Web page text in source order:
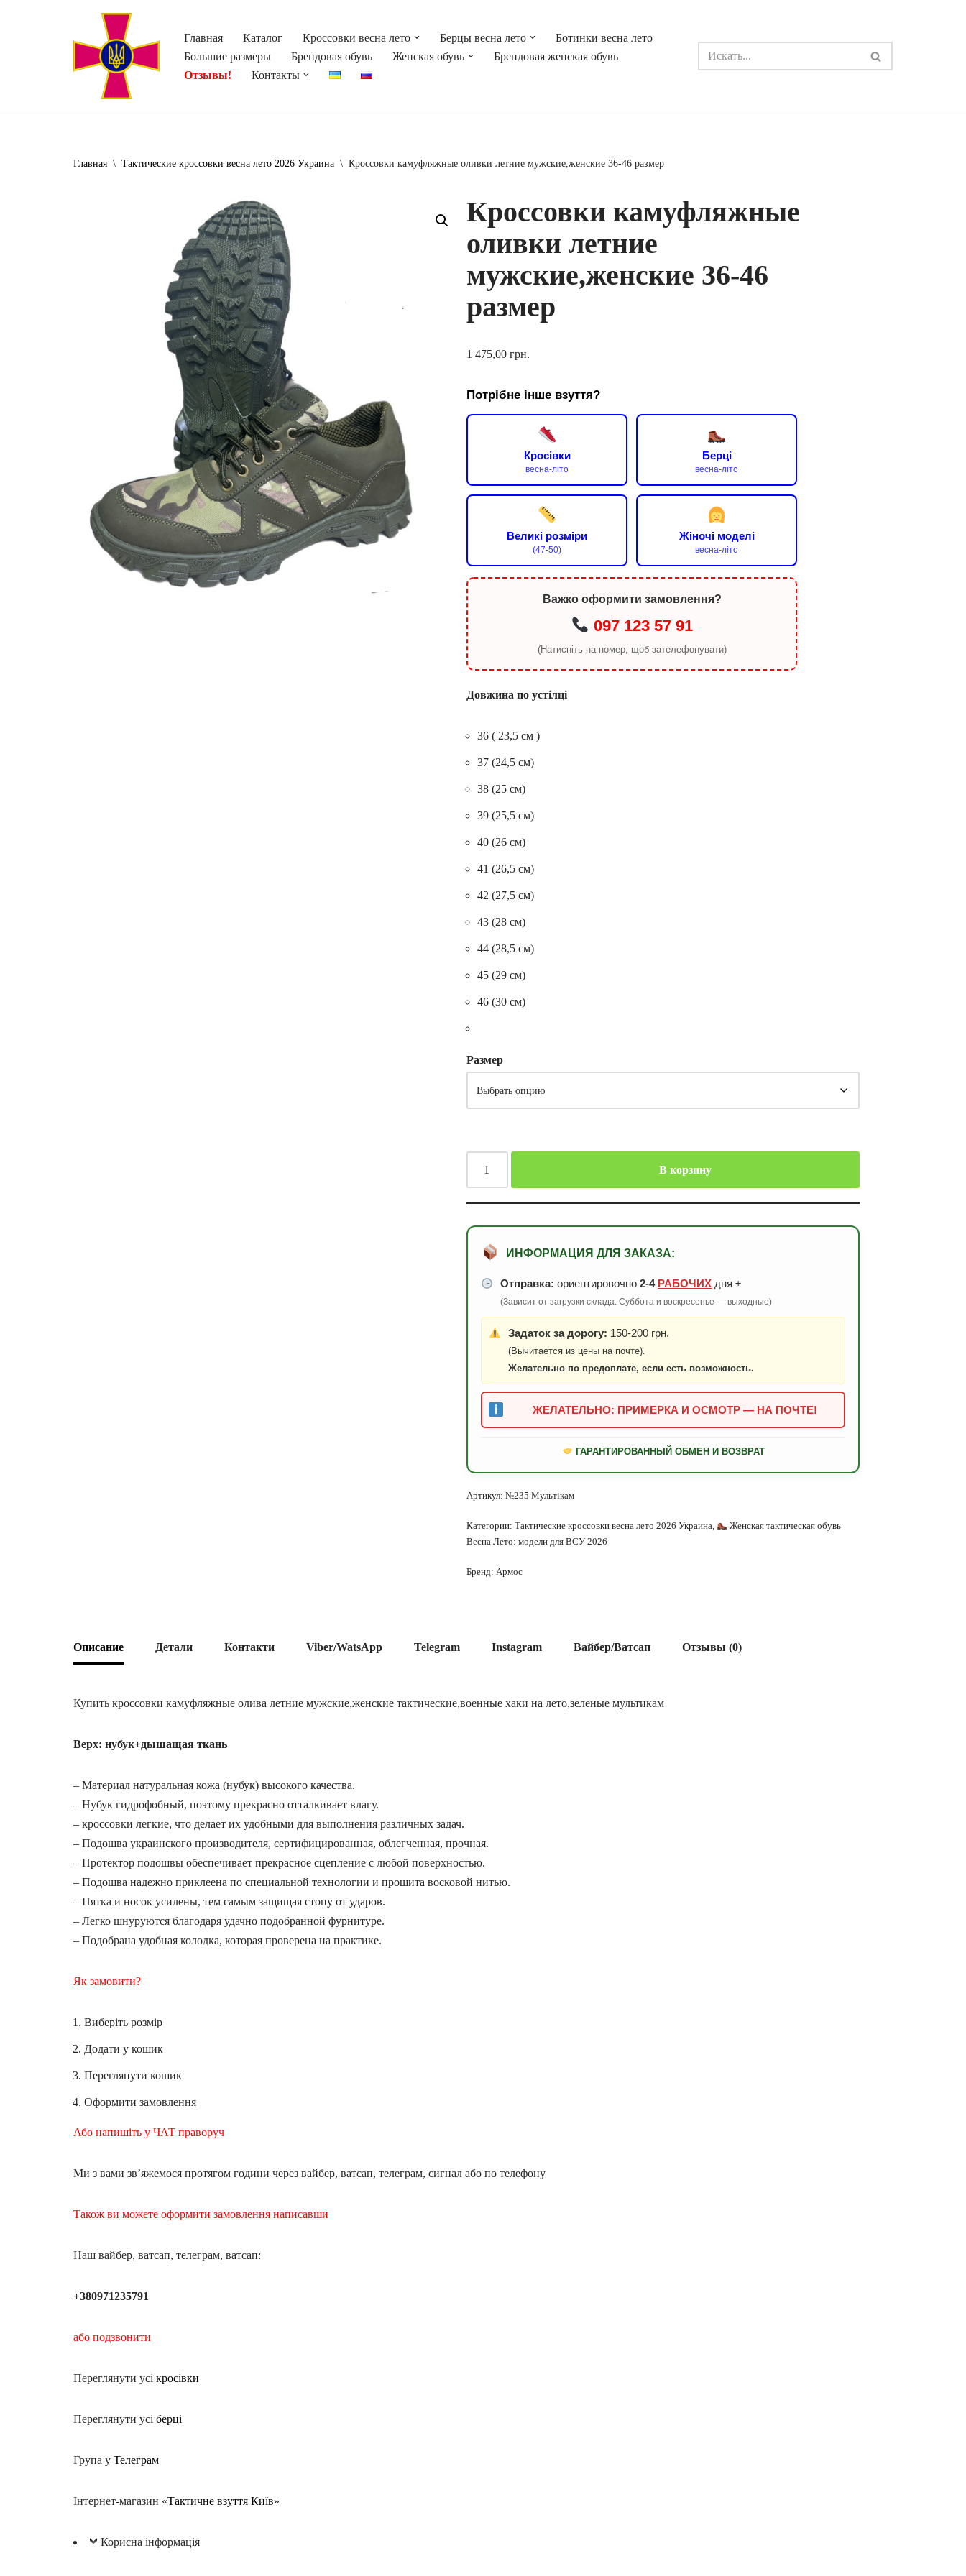
Главная Каталог Кроссовки весна лето Берцы весна лето
Ботинки весна лето
Большие размеры
Брендовая обувь Женская обувь
Брендовая женская обувь
Отзывы!
Контакты
Главная \ Тактические кроссовки весна лето 2026 Украина \ Кроссовки камуфляжные оливки летние мужские,женские 36-46 размер
Кроссовки камуфляжные
оливки летние
мужские,женские 36-46
размер
1 475,00грн.
Потрібне інше взуття?
Кросівки
весна-літо
Берці
весна-літо
Великі розміри
(47-50)
Жіночі моделі
весна-літо
Важко оформити замовлення?
097 123 57 91
(Натисніть на номер, щоб зателефонувати)
Довжина по устілці
36 ( 23,5 см )
37 (24,5 см)
38 (25 см)
39 (25,5 см)
40 (26 см)
41 (26,5 см)
42 (27,5 см)
43 (28 см)
44 (28,5 см)
45 (29 см)
46 (30 см)
Размер
В корзину
ИНФОРМАЦИЯ ДЛЯ ЗАКАЗА:
Отправка: ориентировочно2-4 РАБОЧИХ дня ±
(Зависит от загрузки склада. Суббота и воскресенье — выходные)
Задаток за дорогу: 150-200 грн.
(Вычитается из цены на почте).
Желательно по предоплате, если есть возможность.
ЖЕЛАТЕЛЬНО: ПРИМЕРКА И ОСМОТР — НА ПОЧТЕ!
ГАРАНТИРОВАННЫЙ ОБМЕН И ВОЗВРАТ
Артикул:№235 Мультікам
Категории:Тактические кроссовки весна лето 2026 Украина,
Женская тактическая обувь
Весна Лето: модели для ВСУ 2026
Бренд:Армос
Описание Детали Контакти Viber/WatsApp Telegram Instagram Вайбер/Ватсап Отзывы (0)
Купить кроссовки камуфляжные олива летние мужские,женские тактические,военные хаки на лето,зеленые мультикам
Верх: нубук+дышащая ткань
– Материал натуральная кожа (нубук) высокого качества.
– Нубук гидрофобный, поэтому прекрасно отталкивает влагу.
– кроссовки легкие, что делает их удобными для выполнения различных задач.
– Подошва украинского производителя, сертифицированная, облегченная, прочная.
– Протектор подошвы обеспечивает прекрасное сцепление с любой поверхностью.
– Подошва надежно приклеена по специальной технологии и прошита восковой нитью.
– Пятка и носок усилены, тем самым защищая стопу от ударов.
– Легко шнуруются благодаря удачно подобранной фурнитуре.
– Подобрана удобная колодка, которая проверена на практике.
Як замовити?
Виберіть розмір
Додати у кошик
Переглянути кошик
Оформити замовлення
Або напишіть у ЧАТ праворуч
Ми з вами зв’яжемося протягом години через вайбер, ватсап, телеграм, сигнал або по телефону
Також ви можете оформити замовлення написавши
Наш вайбер, ватсап, телеграм, ватсап:
+380971235791
або подзвонити
Переглянути усі кросівки
Переглянути усі берці
Група у Телеграм
Інтернет-магазин «Тактичне взуття Київ»
Корисна інформація